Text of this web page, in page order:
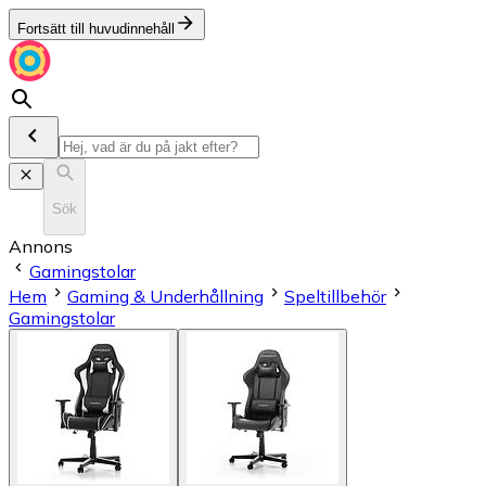
Fortsätt till huvudinnehåll
Sök
Annons
Gamingstolar
Hem
Gaming & Underhållning
Speltillbehör
Gamingstolar